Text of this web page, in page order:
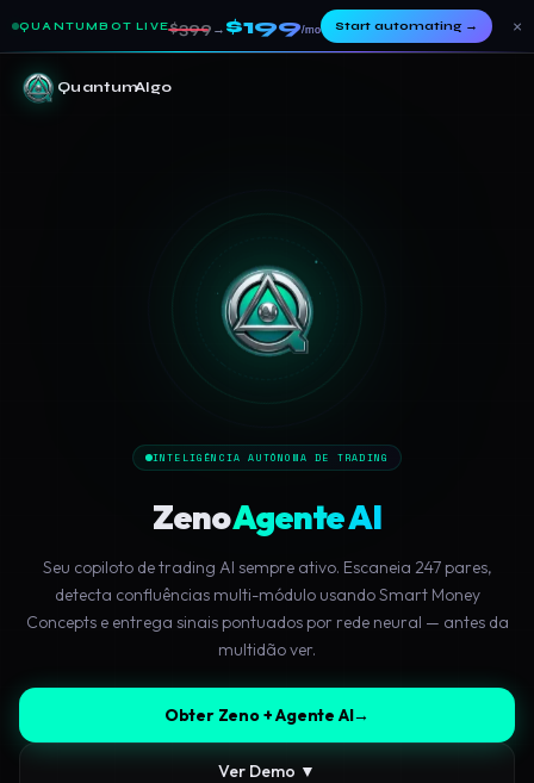
QUANTUMBOT LIVE$399 → $199/mo Start automating→ ×
QuantumAlgo
INTELIGÊNCIA AUTÔNOMA DE TRADING
ZenoAgente AI
Seu copiloto de trading AI sempre ativo. Escaneia 247 pares,
detecta confluências multi-módulo usando Smart Money
Concepts e entrega sinais pontuados por rede neural — antes da
multidão ver.
Obter Zeno + Agente AI→
Ver Demo ▼